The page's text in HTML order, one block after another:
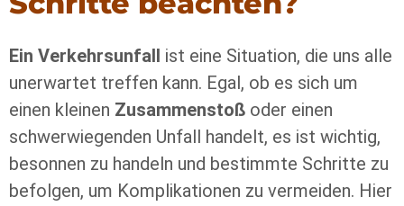
Ein Verkehrsunfall ist eine Situation, die uns alle
unerwartet treffen kann. Egal, ob es sich um
einen kleinen Zusammenstoß oder einen
schwerwiegenden Unfall handelt, es ist wichtig,
besonnen zu handeln und bestimmte Schritte zu
befolgen, um Komplikationen zu vermeiden. Hier